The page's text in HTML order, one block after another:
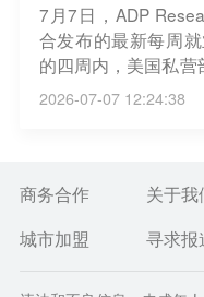
7月7日，ADP
合发布的最新每周
的四周内，美国私
人。（界面）
2026-07-07 12:24:38
商务合作 关于我
城市加盟
寻求报